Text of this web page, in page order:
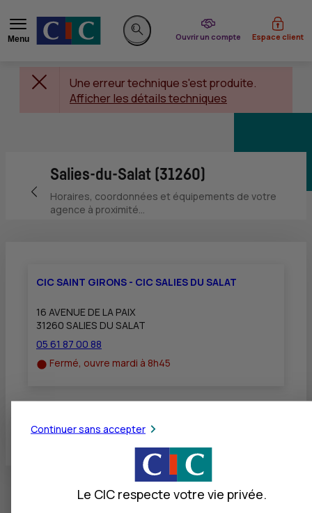
Menu
Rechercher sur le site
Ouvrir un compte
du CIC Espace client
Une erreur technique s'est produite.
Afficher les détails techniques
Retour vers la page précédente
Salies-du-Salat (31260)
Horaires, coordonnées et équipements de votre
agence à proximité...
CIC SAINT GIRONS - CIC SALIES DU SALAT
16 AVENUE DE LA PAIX
31260 SALIES DU SALAT
05 61 87 00 88
Fermé, ouvre mardi à 8h45
Toutes les localités
Continuer sans accepter
Le CIC respecte votre vie privée.